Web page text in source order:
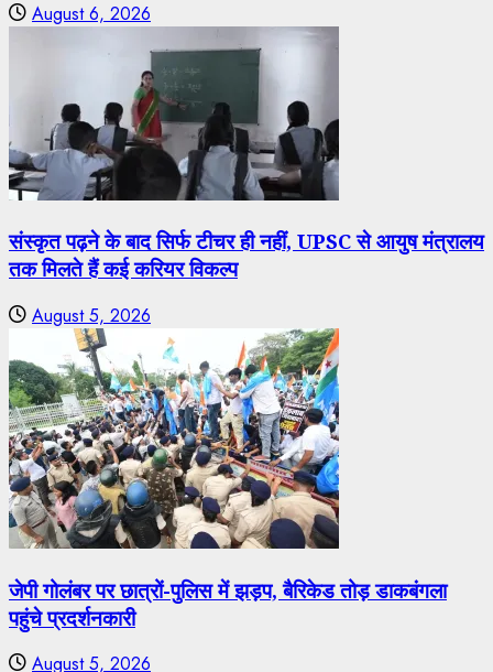
August 6, 2026
संस्कृत पढ़ने के बाद सिर्फ टीचर ही नहीं, UPSC से आयुष मंत्रालय
तक मिलते हैं कई करियर विकल्प
August 5, 2026
जेपी गोलंबर पर छात्रों-पुलिस में झड़प, बैरिकेड तोड़ डाकबंगला
पहुंचे प्रदर्शनकारी
August 5, 2026